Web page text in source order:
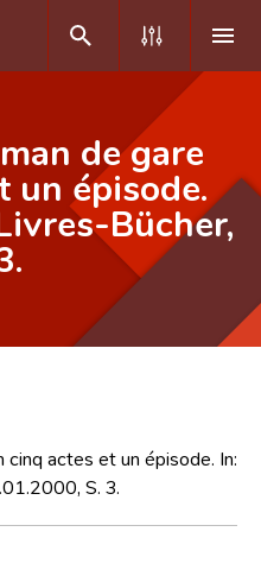
de gare
un épisode.
Bücher,
cinq actes et un épisode. In:
S. 3.